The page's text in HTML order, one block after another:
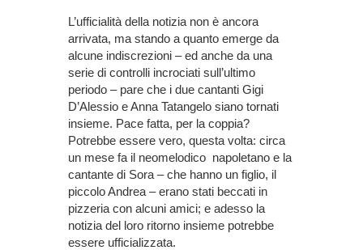
L’ufficialità della notizia non è ancora
arrivata, ma stando a quanto emerge da
alcune indiscrezioni – ed anche da una
serie di controlli incrociati sull’ultimo
periodo – pare che i due cantanti Gigi
D’Alessio e Anna Tatangelo siano tornati
insieme. Pace fatta, per la coppia?
Potrebbe essere vero, questa volta: circa
un mese fa il neomelodico napoletano e la
cantante di Sora – che hanno un figlio, il
piccolo Andrea – erano stati beccati in
pizzeria con alcuni amici; e adesso la
notizia del loro ritorno insieme potrebbe
essere ufficializzata.